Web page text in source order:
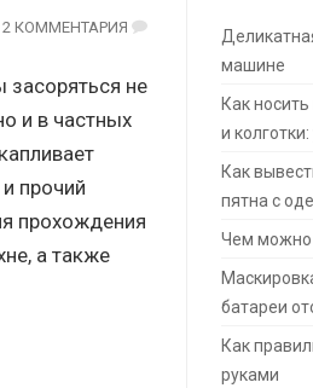
2 КОММЕНТАРИЯ
не
и в частных
прочий
прохождения
а также
машине
Как
и
Как
пятна с
Чем можно
батареи
Как
руками